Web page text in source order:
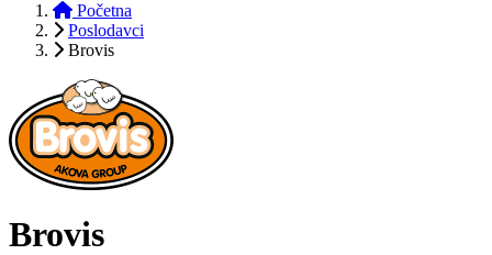
Početna
Poslodavci
Brovis
Brovis